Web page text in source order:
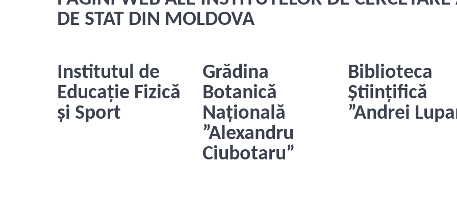
DE STAT DIN MOLDOVA
Institutul de
Educație Fizică
și Sport
Grădina
Botanică
Națională
”Alexandru
Ciubotaru”
Biblioteca
Științifică
”Andrei